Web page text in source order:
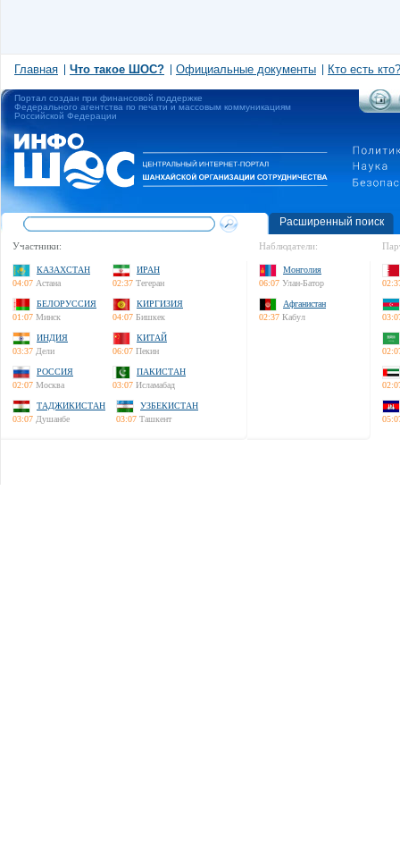
Главная Что такое ШОС? Официальные документы Кто есть кто?
Портал создан при финансовой поддержке
Федерального агентства по печати и массовым коммуникациям
Российской Федерации
Расширенный поиск
Участники:
КАЗАХСТАН
04:07 Астана
ИРАН
02:37 Тегеран
БЕЛОРУССИЯ
01:07 Минск
КИРГИЗИЯ
04:07 Бишкек
ИНДИЯ
03:37 Дели
КИТАЙ
06:07 Пекин
РОССИЯ
02:07 Москва
ПАКИСТАН
03:07 Исламабад
ТАДЖИКИСТАН
03:07 Душанбе
УЗБЕКИСТАН
03:07 Ташкент
Наблюдатели:
Монголия
06:07 Улан-Батор
Афганистан
02:37 Кабул